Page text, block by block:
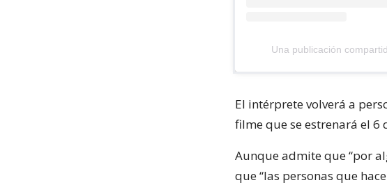
Una publicación
El intérprete volverá a
filme que se estrenará el 6
Aunque admite que “por
que “las personas que